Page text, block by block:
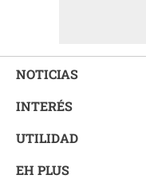
NOTICIAS
INTERÉS
UTILIDAD
EH PLUS